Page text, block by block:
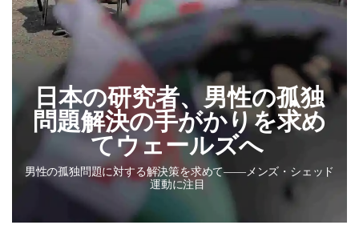
日本の研究者、男性の孤独
問題解決の手がかりを求め
てウェールズへ
男性の孤独問題に対する解決策を求めて――メンズ・シェッド
運動に注目